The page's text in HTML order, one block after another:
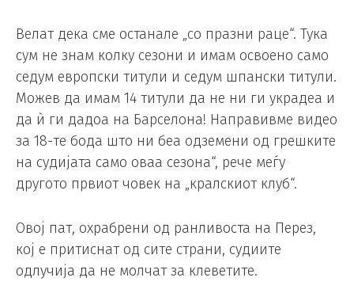
Велат дека сме останале „со празни раце“. Тука
сум не знам колку сезони и имам освоено само
седум европски титули и седум шпански титули.
Можев да имам 14 титули да не ни ги украдеа и
да ѝ ги дадоа на Барселона! Направивме видео
за 18-те бода што ни беа одземени од грешките
на судијата само оваа сезона“, рече меѓу
другото првиот човек на „кралскиот клуб“.
Овој пат, охрабрени од ранливоста на Перез,
кој е притиснат од сите страни, судиите
одлучија да не молчат за клеветите.